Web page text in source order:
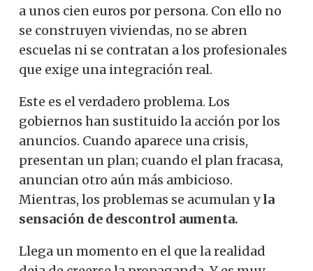
a unos cien euros por persona. Con ello no
se construyen viviendas, no se abren
escuelas ni se contratan a los profesionales
que exige una integración real.
Este es el verdadero problema. Los
gobiernos han sustituido la acción por los
anuncios. Cuando aparece una crisis,
presentan un plan; cuando el plan fracasa,
anuncian otro aún más ambicioso.
Mientras, los problemas se acumulan yla
sensación de descontrol aumenta.
Llega un momento en el que la realidad